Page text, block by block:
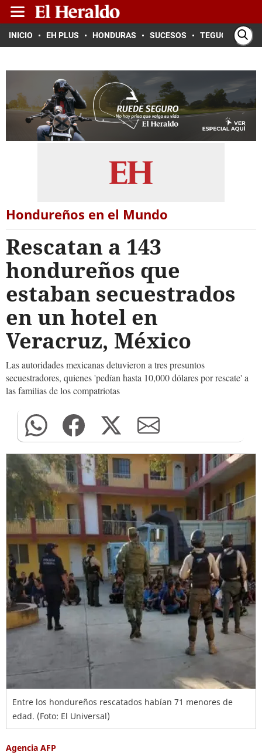
INICIO EH PLUS HONDURAS SUCESOS TEGUCIGALPA
Hondureños en el Mundo
Rescatan a 143
hondureños que
estaban secuestrados
en un hotel en
Veracruz, México
Las autoridades mexicanas detuvieron a tres presuntos
secuestradores, quienes 'pedían hasta 10,000 dólares por rescate' a
las familias de los compatriotas
Entre los hondureños rescatados habían 71 menores de
edad. (Foto: El Universal)
Agencia AFP